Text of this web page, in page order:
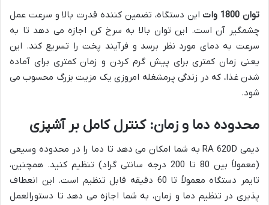
توان 1800 وات
این دستگاه، تضمین کننده قدرت بالا و سرعت عمل
چشمگیر آن است. این توان بالا به سرخ کن اجازه می دهد تا به
سرعت به دمای مورد نظر برسد و فرآیند پخت را تسریع کند. این
یعنی زمان کمتری برای پیش گرم کردن و زمان کمتری برای آماده
شدن غذا، که در زندگی پرمشغله امروزی یک مزیت بزرگ محسوب می
شود.
محدوده دما و زمان: کنترل کامل بر آشپزی
دیمی RA 620D به شما امکان می دهد تا دما را در محدوده وسیعی
(معمولاً بین 80 تا 200 درجه سانتی گراد) تنظیم کنید. همچنین،
تایمر دستگاه معمولاً تا 60 دقیقه قابل تنظیم است. این انعطاف
پذیری در تنظیم دما و زمان، به شما اجازه می دهد تا دستورالعمل